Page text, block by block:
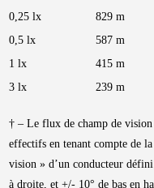
0,25 lx 829 m
0,5 lx
587 m
1 lx
415 m
3 lx
239 m
† – Le flux de champ de
effectifs en tenant compte de
vision » d’un conducteur
à droite, et +/- 10° de bas en